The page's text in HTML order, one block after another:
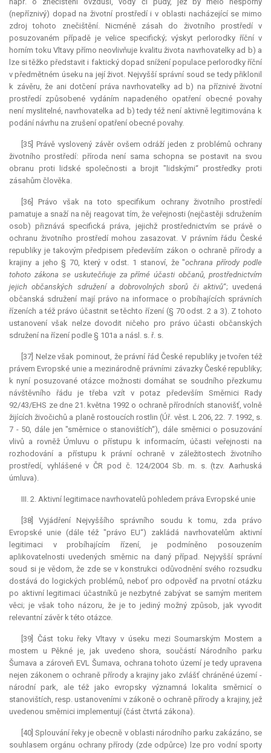
(nepříznivý) dopad na životní prostředí i v oblasti nacházející se mimo
zdroj tohoto znečištění. Nicméně zásah do životního prostředí v
posuzovaném případě je velice specifický; výskyt perlorodky říční v
horním toku Vltavy přímo neovlivňuje kvalitu života navrhovatelky ad b) a
lze si těžko představit i faktický dopad snížení populace perlorodky říční
v předmětném úseku na její život. Nejvyšší správní soud se tedy přiklonil
k závěru, že ani dotčení práva navrhovatelky ad b) na příznivé životní
prostředí způsobené vydáním napadeného opatření obecné povahy
není myslitelné, navrhovatelka ad b) tedy též není aktivně legitimována k
podání návrhu na zrušení opatření obecné povahy.
[35] Právě vyslovený závěr ovšem odráží jeden z problémů ochrany
životního prostředí: příroda není sama schopna se postavit na svou
obranu proti lidské společnosti a brojit "lidskými“ prostředky proti
zásahům člověka.
[36] Právo však na toto specifikum ochrany životního prostředí
pamatuje a snaží na něj reagovat tím, že veřejnosti (nejčastěji sdružením
osob) přiznává specifická práva, jejichž prostřednictvím se právě o
ochranu životního prostředí mohou zasazovat. V právním řádu České
republiky je takovým předpisem především zákon o ochraně přírody a
krajiny a jeho § 70, který v odst. 1 stanoví, že "ochrana přírody podle
tohoto zákona se uskutečňuje za přímé účasti občanů, prostřednictvím
jejich občanských sdružení a dobrovolných sborů či aktivů“; uvedená
občanská sdružení mají právo na informace o probíhajících správních
řízeních a též právo účastnit se těchto řízení (§ 70 odst. 2 a 3). Z tohoto
ustanovení však nelze dovodit ničeho pro právo účasti občanských
sdružení na řízení podle § 101a a násl. s. ř. s.
[37] Nelze však pominout, že právní řád České republiky je tvořen též
právem Evropské unie a mezinárodně právními závazky České republiky;
k nyní posuzované otázce možnosti domáhat se soudního přezkumu
návštěvního řádu je třeba vzít v potaz především Směrnici Rady
92/43/EHS ze dne 21. května 1992 o ochraně přírodních stanovišť, volně
žijících živočichů a planě rostoucích rostlin (Úř. věst. L 206, 22. 7. 1992, s.
7 - 50, dále jen "směrnice o stanovištích“), dále směrnici o posuzování
vlivů a rovněž Úmluvu o přístupu k informacím, účasti veřejnosti na
rozhodování a přístupu k právní ochraně v záležitostech životního
prostředí, vyhlášené v ČR pod č. 124/2004 Sb. m. s. (tzv. Aarhuská
úmluva).
III. 2. Aktivní legitimace navrhovatelů pohledem práva Evropské unie
[38] Vyjádření Nejvyššího správního soudu k tomu, zda právo
Evropské unie (dále též "právo EU“) zakládá navrhovatelům aktivní
legitimaci v probíhajícím řízení, je podmíněno posouzením
aplikovatelnosti uvedených směrnic na daný případ. Nejvyšší správní
soud si je vědom, že zde se v konstrukci odůvodnění svého rozsudku
dostává do logických problémů, neboť pro odpověď na prvotní otázku
po aktivní legitimaci účastníků je nezbytné zabývat se samým meritem
věci; je však toho názoru, že je to jediný možný způsob, jak vyvodit
relevantní závěr k této otázce.
[39] Část toku řeky Vltavy v úseku mezi Soumarským Mostem a
mostem u Pěkné je, jak uvedeno shora, součástí Národního parku
Šumava a zároveň EVL Šumava, ochrana tohoto území je tedy upravena
nejen zákonem o ochraně přírody a krajiny jako zvlášť chráněné území -
národní park, ale též jako evropsky významná lokalita směrnicí o
stanovištích, resp. ustanoveními v zákoně o ochraně přírody a krajiny, jež
uvedenou směrnici implementují (část čtvrtá zákona).
[40] Splouvání řeky je obecně v oblasti národního parku zakázáno, se
souhlasem orgánu ochrany přírody (zde odpůrce) lze pro vodní sporty